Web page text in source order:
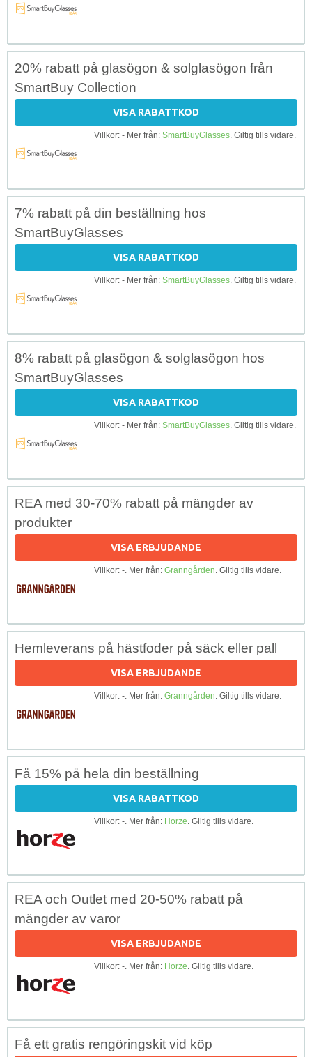
20% rabatt på glasögon & solglasögon från
SmartBuy Collection
VISA RABATTKOD
Villkor: - Mer från: SmartBuyGlasses. Giltig tills vidare.
7% rabatt på din beställning hos
SmartBuyGlasses
VISA RABATTKOD
Villkor: - Mer från: SmartBuyGlasses. Giltig tills vidare.
8% rabatt på glasögon & solglasögon hos
SmartBuyGlasses
VISA RABATTKOD
Villkor: - Mer från: SmartBuyGlasses. Giltig tills vidare.
REA med 30-70% rabatt på mängder av
produkter
VISA ERBJUDANDE
Villkor: -. Mer från: Granngården. Giltig tills vidare.
Hemleverans på hästfoder på säck eller pall
VISA ERBJUDANDE
Villkor: -. Mer från: Granngården. Giltig tills vidare.
Få 15% på hela din beställning
VISA RABATTKOD
Villkor: -. Mer från: Horze. Giltig tills vidare.
REA och Outlet med 20-50% rabatt på
mängder av varor
VISA ERBJUDANDE
Villkor: -. Mer från: Horze. Giltig tills vidare.
Få ett gratis rengöringskit vid köp